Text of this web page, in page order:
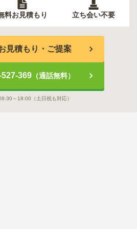
料お見積もり 立ち会い不要
見積もり・ご提案
369（通話無料）
～18:00 （土日祝も対応）